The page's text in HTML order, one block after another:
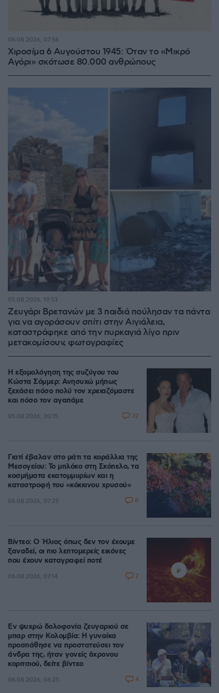
Χιροσίμα 6 Αυγούστου 1945: Όταν το «Μικρό
Αγόρι» σκότωσε 80.000 ανθρώπους
06.08.2026, 07:56
Ζευγάρι Βρετανών με 3 παιδιά πούλησαν τα πάντα
για να αγοράσουν σπίτι στην Αιγιάλεια,
καταστράφηκε από την πυρκαγιά λίγο πριν
μετακομίσουν, φωτογραφίες
05.08.2026, 19:53
Η εξομολόγηση της συζύγου του
Κώστα Σόμμερ: Ανησυχώ μήπως
ξεχάσει πόσο πολύ τον χρειαζόμαστε
και πόσο τον αγαπάμε
05.08.2026, 20:15 22
Γιατί έβαλαν στο μάτι τα κοράλλια της
Μεσογείου: Το μπλόκο στη Σκόπελο, τα
κοσμήματα εκατομμυρίων και η
καταστροφή του «κόκκινου χρυσού»
06.08.2026, 07:25 8
Βίντεο: Ο Ήλιος όπως δεν τον έχουμε
ξαναδεί, οι πιο λεπτομερείς εικόνες
που έχουν καταγραφεί ποτέ
06.08.2026, 07:14 2
Εν ψυχρώ δολοφονία ζευγαριού σε
μπαρ στην Κολομβία: Η γυναίκα
προσπάθησε να προστατεύσει τον
άνδρα της, ήταν γονείς 6χρονου
κοριτσιού, δείτε βίντεο
06.08.2026, 06:25 4